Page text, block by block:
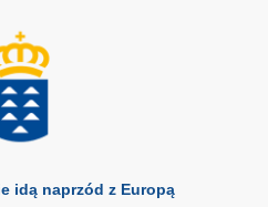
idą naprzód z Europą